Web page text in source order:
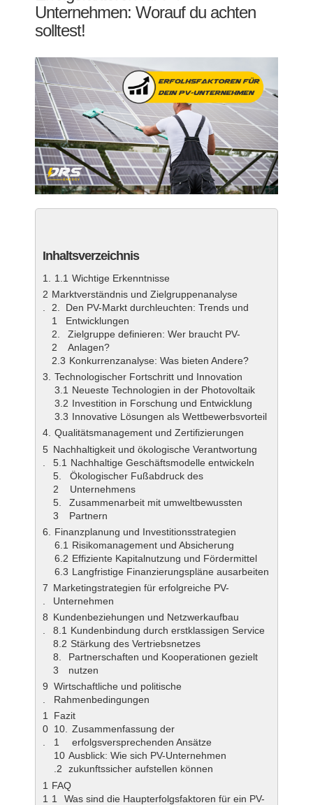
Unternehmen: Worauf du achten
solltest!
Inhaltsverzeichnis
Wichtige Erkenntnisse
Marktverständnis und Zielgruppenanalyse
Den PV-Markt durchleuchten: Trends und
Entwicklungen
Zielgruppe definieren: Wer braucht PV-
Anlagen?
Konkurrenzanalyse: Was bieten Andere?
Technologischer Fortschritt und Innovation
Neueste Technologien in der Photovoltaik
Investition in Forschung und Entwicklung
Innovative Lösungen als Wettbewerbsvorteil
Qualitätsmanagement und Zertifizierungen
Nachhaltigkeit und ökologische Verantwortung
Nachhaltige Geschäftsmodelle entwickeln
Ökologischer Fußabdruck des
Unternehmens
Zusammenarbeit mit umweltbewussten
Partnern
Finanzplanung und Investitionsstrategien
Risikomanagement und Absicherung
Effiziente Kapitalnutzung und Fördermittel
Langfristige Finanzierungspläne ausarbeiten
Marketingstrategien für erfolgreiche PV-
Unternehmen
Kundenbeziehungen und Netzwerkaufbau
Kundenbindung durch erstklassigen Service
Stärkung des Vertriebsnetzes
Partnerschaften und Kooperationen gezielt
nutzen
Wirtschaftliche und politische
Rahmenbedingungen
Fazit
Zusammenfassung der
erfolgsversprechenden Ansätze
Ausblick: Wie sich PV-Unternehmen
zukunftssicher aufstellen können
FAQ
Was sind die Haupterfolgsfaktoren für ein PV-